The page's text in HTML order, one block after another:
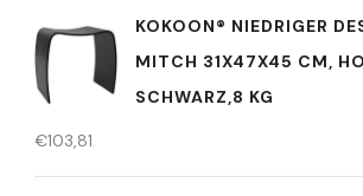
KOKOON® NIEDRIGER
MITCH 31X47X45 CM,
SCHWARZ,8 KG
€103,81